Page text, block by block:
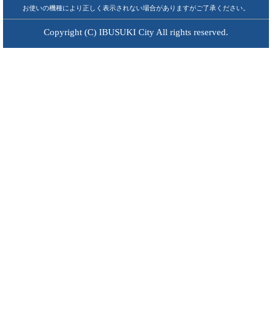
お使いの機種により正しく表示されない場合がありますがご了承ください。
Copyright (C) IBUSUKI City All rights reserved.